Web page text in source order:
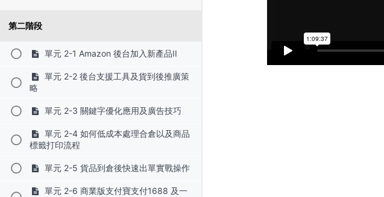
第二階段
單元 2-1 Amazon 後台加入新產品II
單元 2-2 後台支援工具及貨到後推廣策
略
單元 2-3 關鍵字優化應用及廣告技巧
單元 2-4 如何低成本處理合倉以及商品
標籤打印流程
單元 2-5 貨品到倉後快速出單實戰操作
單元 2-6 商業版支付寶支付1688 及一